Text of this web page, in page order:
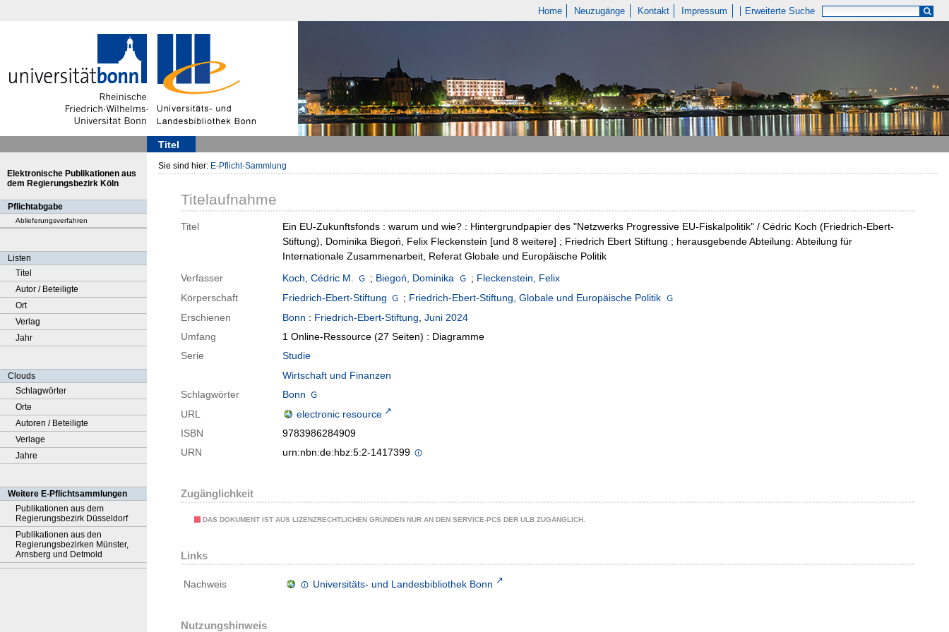
Home Neuzugänge Kontakt Impressum Erweiterte Suche
Titel
Elektronische Publikationen aus
dem Regierungsbezirk Köln
Pflichtabgabe
Ablieferungsverfahren
Listen
Titel
Autor / Beteiligte
Ort
Verlag
Jahr
Clouds
Schlagwörter
Orte
Autoren / Beteiligte
Verlage
Jahre
Weitere E-Pflichtsammlungen
Publikationen aus dem
Regierungsbezirk Düsseldorf
Publikationen aus den
Regierungsbezirken Münster,
Arnsberg und Detmold
Sie sind hier: E-Pflicht-Sammlung
Titelaufnahme
Titel
Ein EU-Zukunftsfonds : warum und wie? : Hintergrundpapier des "Netzwerks Progressive EU-Fiskalpolitik" / Cédric Koch (Friedrich-Ebert-
Stiftung), Dominika Biegoń, Felix Fleckenstein [und 8 weitere] ; Friedrich Ebert Stiftung ; herausgebende Abteilung: Abteilung für
Internationale Zusammenarbeit, Referat Globale und Europäische Politik
Verfasser
Koch, Cédric M. ; Biegoń, Dominika ; Fleckenstein, Felix
Körperschaft
Friedrich-Ebert-Stiftung ; Friedrich-Ebert-Stiftung, Globale und Europäische Politik
Erschienen
Bonn : Friedrich-Ebert-Stiftung, Juni 2024
Umfang
1 Online-Ressource (27 Seiten) : Diagramme
Serie
Studie
Wirtschaft und Finanzen
Schlagwörter
Bonn
URL
electronic resource
ISBN
9783986284909
URN
urn:nbn:de:hbz:5:2-1417399
Zugänglichkeit
DAS DOKUMENT IST AUS LIZENZRECHTLICHEN GRÜNDEN NUR AN DEN SERVICE-PCS DER ULB ZUGÄNGLICH.
Links
Nachweis Universitäts- und Landesbibliothek Bonn
Nutzungshinweis